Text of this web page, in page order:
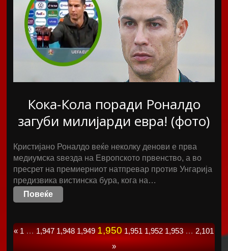
Кока-Кола поради Роналдо
загуби милијарди евра! (фото)
Кристијано Роналдо веќе неколку денови е прва
медиумска ѕвезда на Европското првенство, а во
пресрет на премиерниот натпревар против Унгарија
предизвика вистинска бура, кога на…
Повеќе
« 1 … 1,947 1,948 1,949 1,950 1,951 1,952 1,953 … 2,101
»